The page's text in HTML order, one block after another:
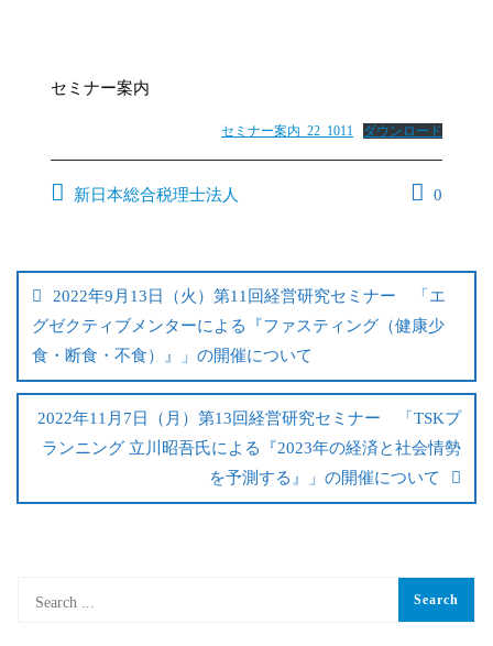
セミナー案内
セミナー案内_22_1011 ダウンロード
新日本総合税理士法人 0
2022年9月13日（火）第11回経営研究セミナー 「エ
グゼクティブメンターによる『ファスティング（健康少
食・断食・不食）』」の開催について
2022年11月7日（月）第13回経営研究セミナー 「TSKプ
ランニング 立川昭吾氏による『2023年の経済と社会情勢
を予測する』」の開催について